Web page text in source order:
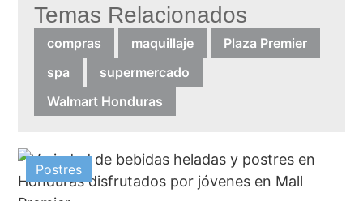
Temas Relacionados
compras maquillaje
Plaza Premier
spa
supermercado
Walmart Honduras
Postres